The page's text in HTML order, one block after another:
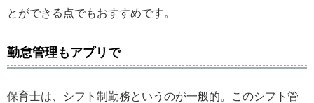
とができる点でもおすすめです。
勤怠管理もアプリで
保育士は、シフト制勤務というのが一般的。このシフト管